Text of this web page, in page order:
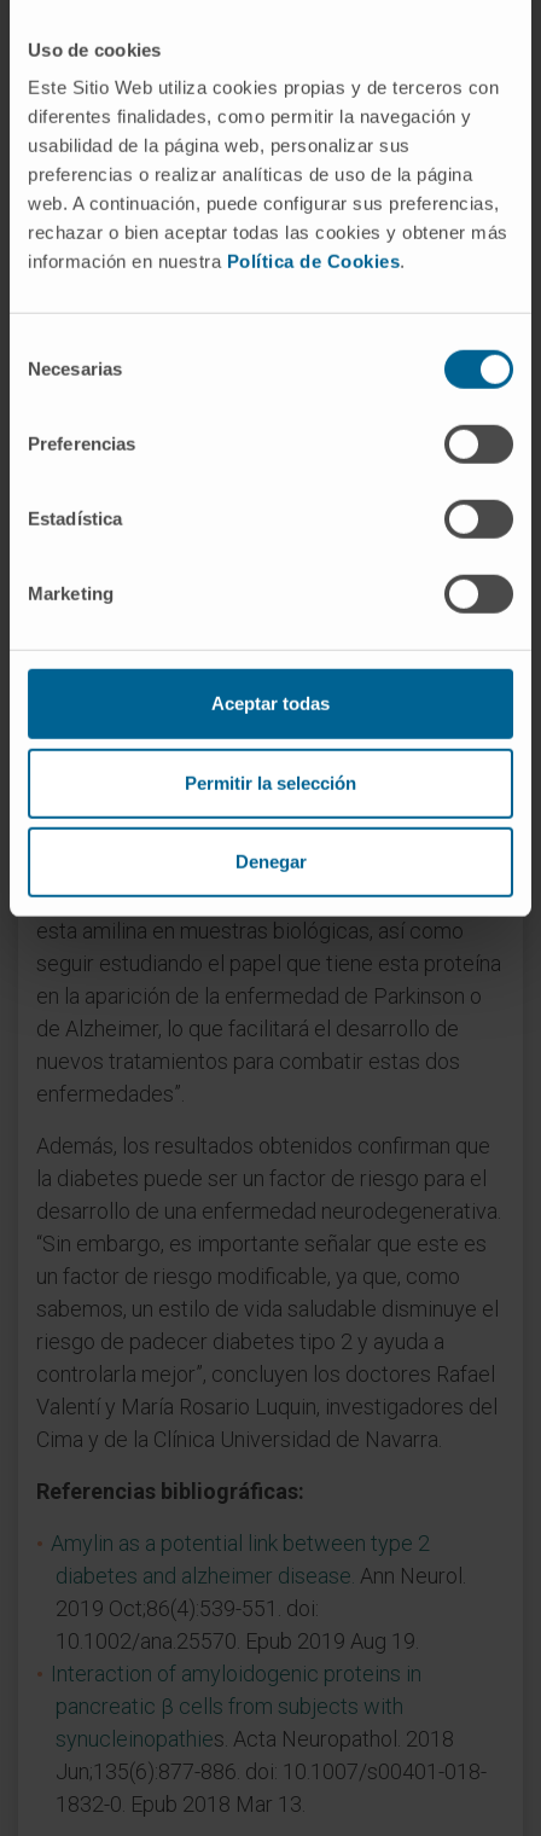
Uso de cookies
Este Sitio Web utiliza cookies propias y de terceros con
diferentes finalidades, como permitir la navegación y
usabilidad de la página web, personalizar sus
preferencias o realizar analíticas de uso de la página
web. A continuación, puede configurar sus preferencias,
rechazar o bien aceptar todas las cookies y obtener más
información en nuestra Política de Cookies.
Necesarias
Preferencias
Estadística
Marketing
Aceptar todas
Permitir la selección
Denegar
Patológica del Complejo Hospitalario de Navarra.
Por otra parte, en las muestras de tejido
pancreático pertenecientes a sujetos diabéticos,
pero que no tenían ninguna enfermedad
neurodegenerativa (párkinson o alzhéimer),
también aparecían depósitos de estas proteínas.
Según apunta laDra. Mª Rosario Luquin
Universidad de Navarra, “nuestros resultados
indican que la amilina (una proteína que se
diabéticas) tiene un papel clave en la aparición de
estos depósitos anormales. En concreto, podría
una cascada de eventos que originarían el
cerebro como en el páncreas, lo que puede dar
Posible diana terapéutica y de
diagnóstico precoz
para el diagnóstico precoz de pacientes con
enfermedad de Parkinson o Alzheimer de manera
sencilla. “Por ello, es importante poder detectar
esta amilina en muestras biológicas, así como
seguir estudiando el papel que tiene esta proteína
en la aparición de la enfermedad de Parkinson o
de Alzheimer, lo que facilitará el desarrollo de
nuevos tratamientos para combatir estas dos
enfermedades”.
Además, los resultados obtenidos confirman que
la diabetes puede ser un factor de riesgo para el
desarrollo de una enfermedad neurodegenerativa.
“Sin embargo, es importante señalar que este es
un factor de riesgo modificable, ya que, como
sabemos, un estilo de vida saludable disminuye el
riesgo de padecer diabetes tipo 2 y ayuda a
controlarla mejor”, concluyen los doctores Rafael
Valentí y María Rosario Luquin, investigadores del
Cima y de la Clínica Universidad de Navarra.
Referencias bibliográficas:
Amylin as a potential link between type 2
diabetes and alzheimer disease. Ann Neurol.
2019 Oct;86(4):539-551. doi:
10.1002/ana.25570. Epub 2019 Aug 19.
Interaction of amyloidogenic proteins in
pancreatic β cells from subjects with
synucleinopathies. Acta Neuropathol. 2018
Jun;135(6):877-886. doi: 10.1007/s00401-018-
1832-0. Epub 2018 Mar 13.